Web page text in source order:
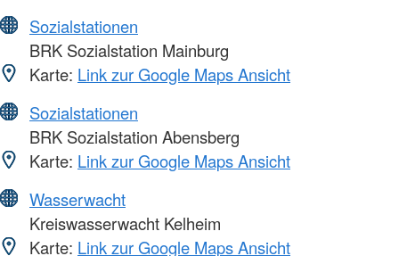
Sozialstationen
BRK Sozialstation Mainburg
Karte: Link zur Google Maps Ansicht
Sozialstationen
BRK Sozialstation Abensberg
Karte: Link zur Google Maps Ansicht
Wasserwacht
Kreiswasserwacht Kelheim
Karte: Link zur Google Maps Ansicht